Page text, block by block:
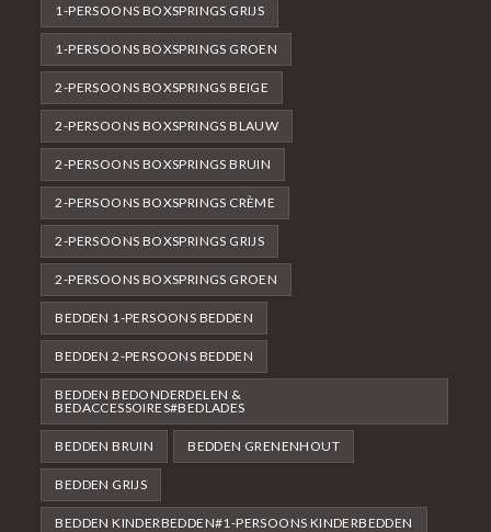
1-PERSOONS BOXSPRINGS GRIJS
1-PERSOONS BOXSPRINGS GROEN
2-PERSOONS BOXSPRINGS BEIGE
2-PERSOONS BOXSPRINGS BLAUW
2-PERSOONS BOXSPRINGS BRUIN
2-PERSOONS BOXSPRINGS CRÈME
2-PERSOONS BOXSPRINGS GRIJS
2-PERSOONS BOXSPRINGS GROEN
BEDDEN 1-PERSOONS BEDDEN
BEDDEN 2-PERSOONS BEDDEN
BEDDEN BEDONDERDELEN &
BEDACCESSOIRES#BEDLADES
BEDDEN BRUIN BEDDEN GRENENHOUT
BEDDEN GRIJS
BEDDEN KINDERBEDDEN#1-PERSOONS KINDERBEDDEN